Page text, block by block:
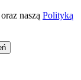
naszą Polityką